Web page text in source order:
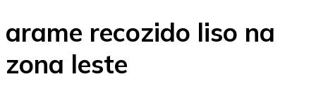
arame recozido liso na
zona leste